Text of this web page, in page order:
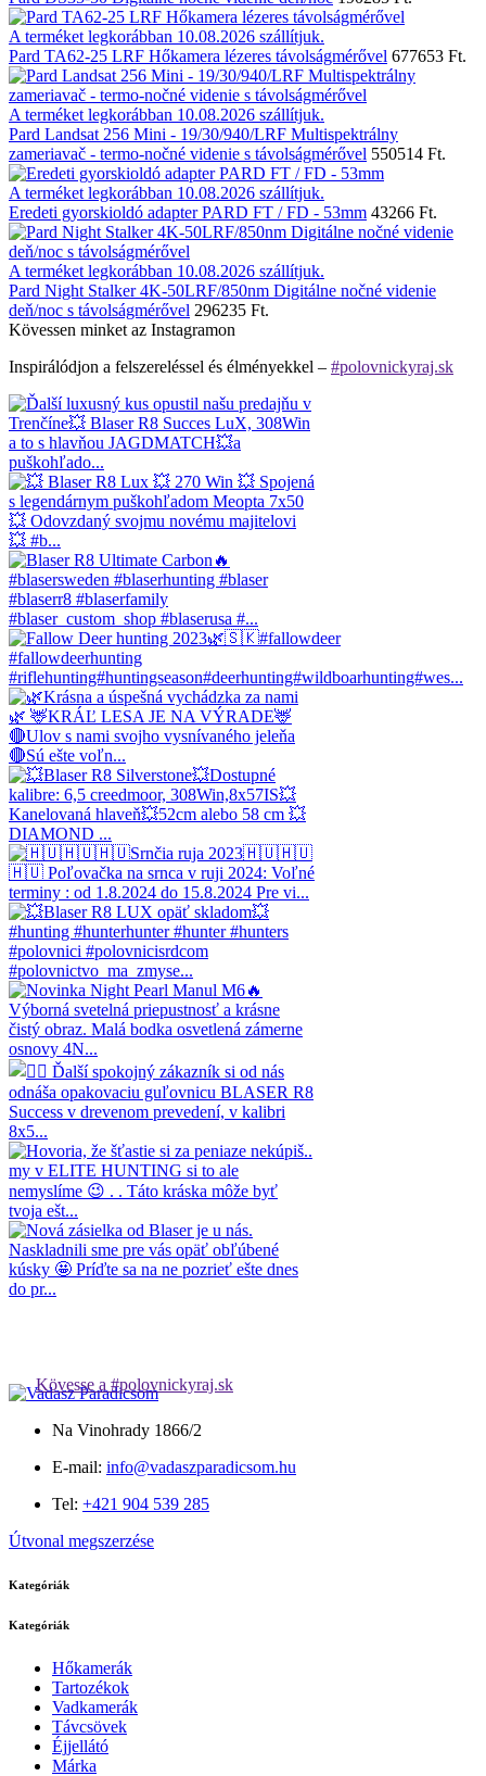
A terméket legkorábban 10.08.2026 szállítjuk.
Pard TA62-25 LRF Hőkamera lézeres távolságmérővel 677653 Ft.
A terméket legkorábban 10.08.2026 szállítjuk.
Pard Landsat 256 Mini - 19/30/940/LRF Multispektrálny
zameriavač - termo-nočné videnie s távolságmérővel 550514 Ft.
A terméket legkorábban 10.08.2026 szállítjuk.
Eredeti gyorskioldó adapter PARD FT / FD - 53mm 43266 Ft.
A terméket legkorábban 10.08.2026 szállítjuk.
Pard Night Stalker 4K-50LRF/850nm Digitálne nočné videnie
deň/noc s távolságmérővel 296235 Ft.
Kövessen minket az Instagramon
Inspirálódjon a felszereléssel és élményekkel – #polovnickyraj.sk
Kövesse a #polovnickyraj.sk
Na Vinohrady 1866/2
E-mail: info@vadaszparadicsom.hu
Tel: +421 904 539 285
Útvonal megszerzése
Kategóriák
Kategóriák
Hőkamerák
Tartozékok
Vadkamerák
Távcsövek
Éjjellátó
Márka